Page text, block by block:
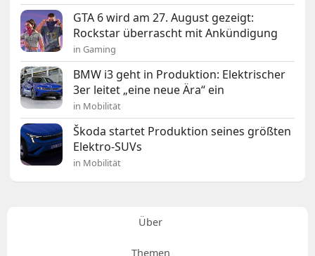
GTA 6 wird am 27. August gezeigt:
Rockstar überrascht mit Ankündigung
in Gaming
BMW i3 geht in Produktion: Elektrischer
3er leitet „eine neue Ära“ ein
in Mobilität
Škoda startet Produktion seines größten
Elektro-SUVs
in Mobilität
Über
Themen